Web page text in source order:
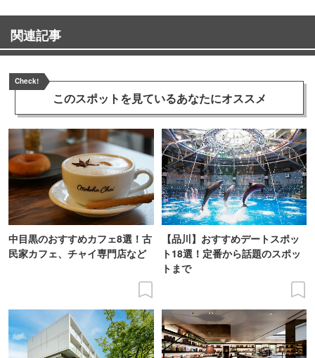
関連記事
Check!
このスポットを見ているあなたにオススメ
中目黒のおすすめカフェ8選！古
民家カフェ、チャイ専門店など
【品川】おすすめデートスポッ
ト18選！定番から話題のスポッ
トまで